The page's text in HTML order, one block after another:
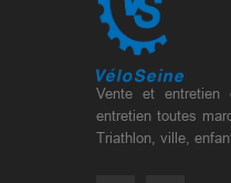
Vente et entretien
entretien toutes
Triathlon, ville,